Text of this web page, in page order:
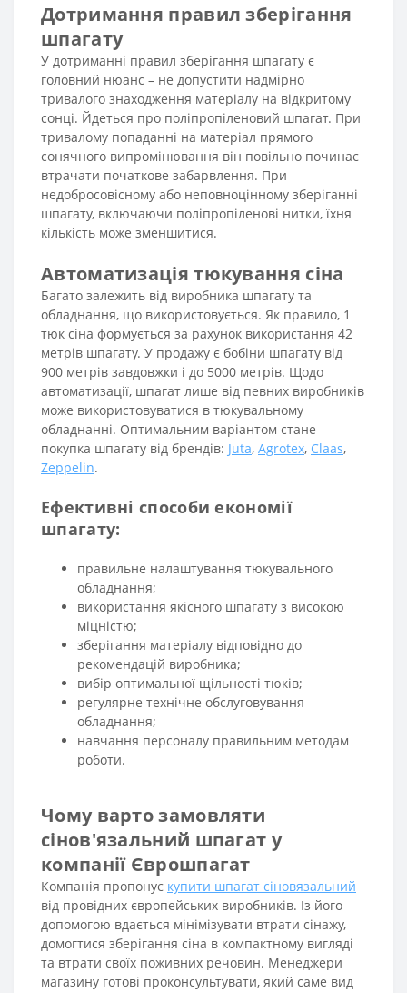
Дотримання правил зберігання
шпагату
У дотриманні правил зберігання шпагату є
головний нюанс – не допустити надмірно
тривалого знаходження матеріалу на відкритому
сонці. Йдеться про поліпропіленовий шпагат. При
тривалому попаданні на матеріал прямого
сонячного випромінювання він повільно починає
втрачати початкове забарвлення. При
недобросовісному або неповноцінному зберіганні
шпагату, включаючи поліпропіленові нитки, їхня
кількість може зменшитися.
Автоматизація тюкування сіна
Багато залежить від виробника шпагату та
обладнання, що використовується. Як правило, 1
тюк сіна формується за рахунок використання 42
метрів шпагату. У продажу є бобіни шпагату від
900 метрів завдовжки і до 5000 метрів. Щодо
автоматизації, шпагат лише від певних виробників
може використовуватися в тюкувальному
обладнанні. Оптимальним варіантом стане
покупка шпагату від брендів: Juta, Agrotex, Claas,
Zeppelin.
Ефективні способи економії
шпагату:
правильне налаштування тюкувального
обладнання;
використання якісного шпагату з високою
міцністю;
зберігання матеріалу відповідно до
рекомендацій виробника;
вибір оптимальної щільності тюків;
регулярне технічне обслуговування
обладнання;
навчання персоналу правильним методам
роботи.
Чому варто замовляти
сінов'язальний шпагат у
компанії Єврошпагат
Компанія пропонує купити шпагат сіновязальний
від провідних європейських виробників. Із його
допомогою вдається мінімізувати втрати сінажу,
домогтися зберігання сіна в компактному вигляді
та втрати своїх поживних речовин. Менеджери
магазину готові проконсультувати, який саме вид